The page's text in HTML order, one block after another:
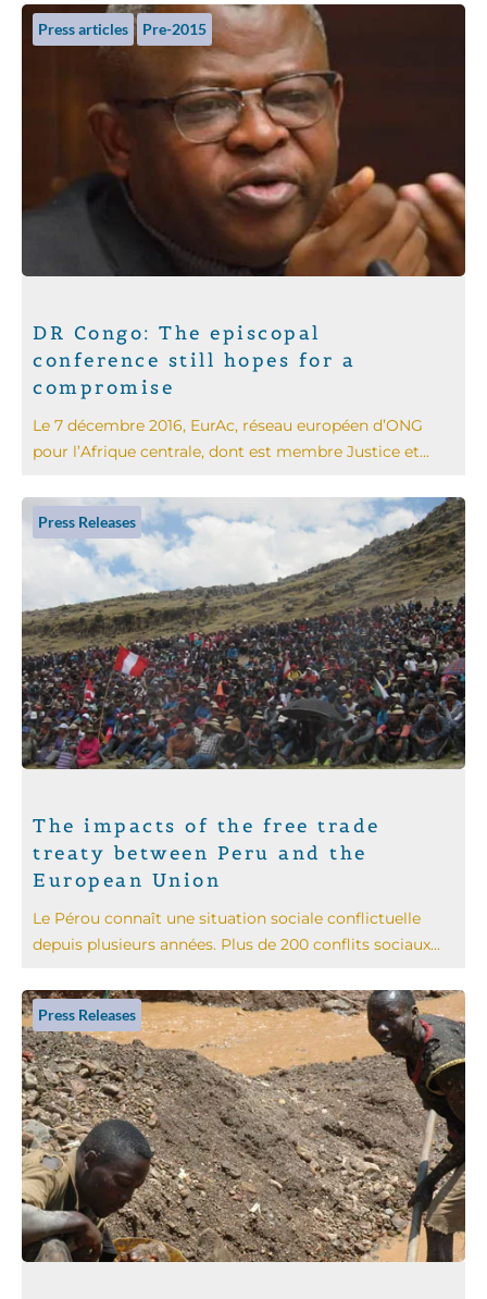
Press articles Pre-2015
DR Congo: The episcopal
conference still hopes for a
compromise
Le 7 décembre 2016, EurAc, réseau européen d’ONG
pour l’Afrique centrale, dont est membre Justice et...
Press Releases
The impacts of the free trade
treaty between Peru and the
European Union
Le Pérou connaît une situation sociale conflictuelle
depuis plusieurs années. Plus de 200 conflits sociaux...
Press Releases